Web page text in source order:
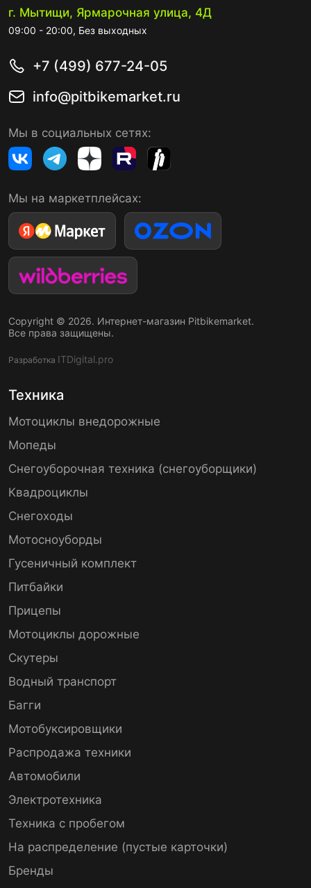
г. Мытищи, Ярмарочная улица, 4Д
09:00 - 20:00, Без выходных
+7 (499) 677-24-05
info@pitbikemarket.ru
Мы в социальных сетях:
Мы на маркетплейсах:
Copyright © 2026. Интернет-магазин Pitbikemarket.
Все права защищены.
Разработка ITDigital.pro
Техника
Мотоциклы внедорожные
Мопеды
Снегоуборочная техника (снегоуборщики)
Квадроциклы
Снегоходы
Мотосноуборды
Гусеничный комплект
Питбайки
Прицепы
Мотоциклы дорожные
Скутеры
Водный транспорт
Багги
Мотобуксировщики
Распродажа техники
Автомобили
Электротехника
Техника с пробегом
На распределение (пустые карточки)
Бренды